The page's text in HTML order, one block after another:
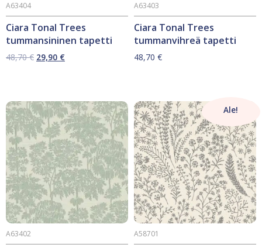
Ciara Tonal Trees
tummansininen tapetti
A63404
48,70€ Alkuperäinen
29,90 €Nykyinen
Ciara Tonal Trees
tummanvihreä tapetti
A63403
48,70 €
A63402
Ale!
A58701